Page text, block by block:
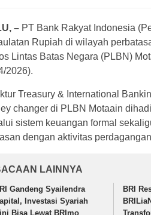
– PT Bank Rakyat Indonesia
Rupiah di wilayah
Lintas Batas Negara (PLBN)
2026).
Treasury & International
changer di PLBN Motaain
sistem keuangan formal
dengan aktivitas
LAINNYA
Gandeng Syailendra
Investasi Syariah
Bisa Lewat BRImo
BRI